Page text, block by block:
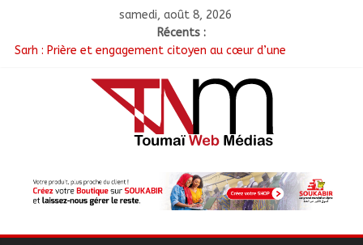
samedi, août 8, 2026
Récents :
Sarh : Prière et engagement citoyen au cœur d’une
Politique : Le RPC lance l’opération de dépôt des demandes de
أبشي: الرئيس الولائي للحزب الإصلاحي بولاية وداي يطالب الحكومة
بمعالجة أزمة المياه والوقود وغاز الطهي.
Toukra : La gare routière en pleine réhabilitation pour
améliorer la mobilité